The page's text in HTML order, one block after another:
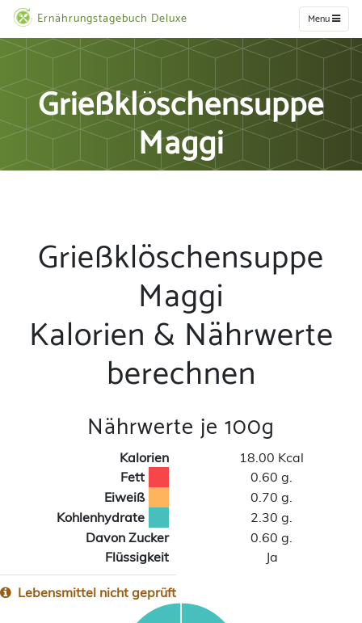
Ernährungstagebuch Deluxe Menu
Grießklöschensuppe
Maggi
Grießklöschensuppe
Maggi
Kalorien & Nährwerte
berechnen
Nährwerte je 100g
Kalorien
18.00 Kcal
Fett
0.60 g.
Eiweiß
0.70 g.
Kohlenhydrate
2.30 g.
Davon Zucker
0.60 g.
Flüssigkeit
Ja
Lebensmittel nicht geprüft